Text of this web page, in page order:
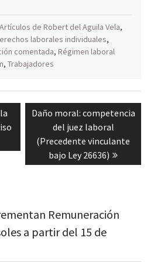
Artículos de Robert del Aguila Vela,
laborales individuales,
comentada, Régimen laboral
, Trabajadores
Next
Daño moral: competencia
del juez laboral
(Precedente vinculante
bajo Ley 26636)
Remuneración
a partir del 15 de